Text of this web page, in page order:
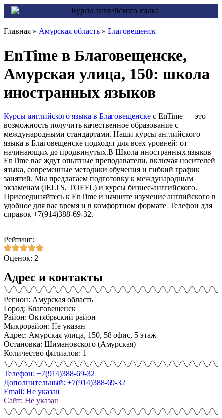
Главная » Амурская область » Благовещенск
EnTime в Благовещенске,
Амурская улица, 150: школа
иностранных языков
Курсы английского языка в Благовещенске с EnTime — это
возможность получить качественное образование с
международными стандартами. Наши курсы английского
языка в Благовещенске подходят для всех уровней: от
начинающих до продвинутых.В Школа иностранных языков
EnTime вас ждут опытные преподаватели, включая носителей
языка, современные методики обучения и гибкий график
занятий. Мы предлагаем подготовку к международным
экзаменам (IELTS, TOEFL) и курсы бизнес-английского.
Присоединяйтесь к EnTime и начните изучение английского в
удобное для вас время и в комфортном формате. Телефон для
справок +7(914)388-69-32.
Рейтинг:
Оценок: 2
Адрес и контакты
Регион: Амурская область
Город: Благовещенск
Район: Октябрьский район
Микрорайон: Не указан
Адрес: Амурская улица, 150, 58 офис, 5 этаж
Остановка: Шимановского (Амурская)
Количество филиалов: 1
Телефон: +7(914)388-69-32
Дополнительный: +7(914)388-69-32
Email: Не указан
Сайт: Не указан